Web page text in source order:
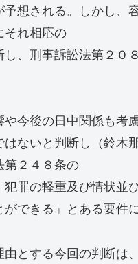
想される。しかし、
それ相応の
、刑事訴訟法第２０
今後の日中関係も考
ないと判断し（鈴木
第２４８条の
犯罪の軽重及び情状
できる」とある要件
とする今回の判断は